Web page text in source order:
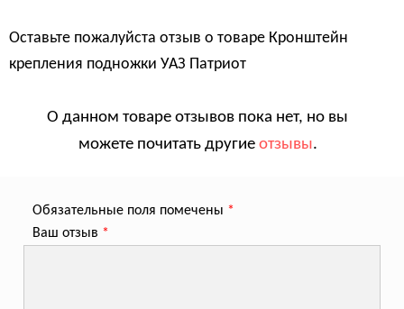
Оставьте пожалуйста отзыв о товаре Кронштейн
крепления подножки УАЗ Патриот
О данном товаре отзывов пока нет, но вы
можете почитать другие отзывы.
Обязательные поля помечены *
Ваш отзыв *